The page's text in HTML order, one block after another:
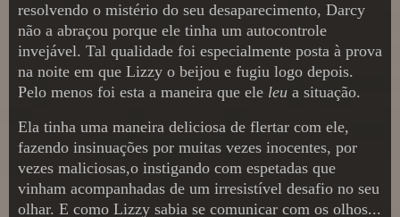
resolvendo o mistério do seu desaparecimento, Darcy
não a abraçou porque ele tinha um autocontrole
invejável. Tal qualidade foi especialmente posta à prova
na noite em que Lizzy o beijou e fugiu logo depois.
Pelo menos foi esta a maneira que ele leu a situação.
Ela tinha uma maneira deliciosa de flertar com ele,
fazendo insinuações por muitas vezes inocentes, por
vezes maliciosas,o instigando com espetadas que
vinham acompanhadas de um irresistível desafio no seu
olhar. E como Lizzy sabia se comunicar com os olhos...